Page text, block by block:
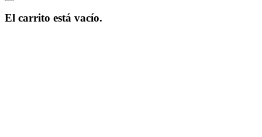
El carrito está vacío.